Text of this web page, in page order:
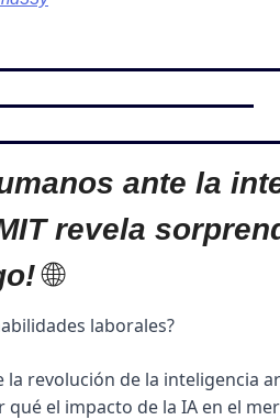
ante la
revela
🌐
laborales?
la revolución de la inteligencia
el impacto de la IA en el